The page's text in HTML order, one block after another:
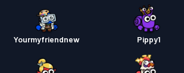
Yourmyfriendnew Pippy1